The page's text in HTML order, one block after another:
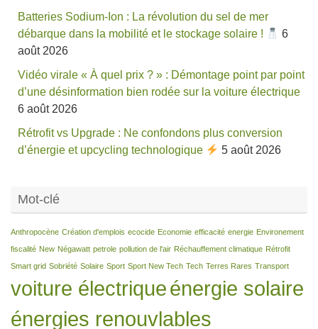
Batteries Sodium-Ion : La révolution du sel de mer
débarque dans la mobilité et le stockage solaire !
6
août 2026
Vidéo virale « À quel prix ? » : Démontage point par point
d’une désinformation bien rodée sur la voiture électrique
6 août 2026
Rétrofit vs Upgrade : Ne confondons plus conversion
d’énergie et upcycling technologique
5 août 2026
Mot-clé
Anthropocène Création d'emplois ecocide Economie efficacité energie Environement
fiscalité New Négawatt petrole pollution de l'air Réchauffement climatique Rétrofit
Smart grid Sobriété Solaire Sport Sport New Tech Tech Terres Rares Transport
voiture électriqueénergie solaire
énergies renouvlables